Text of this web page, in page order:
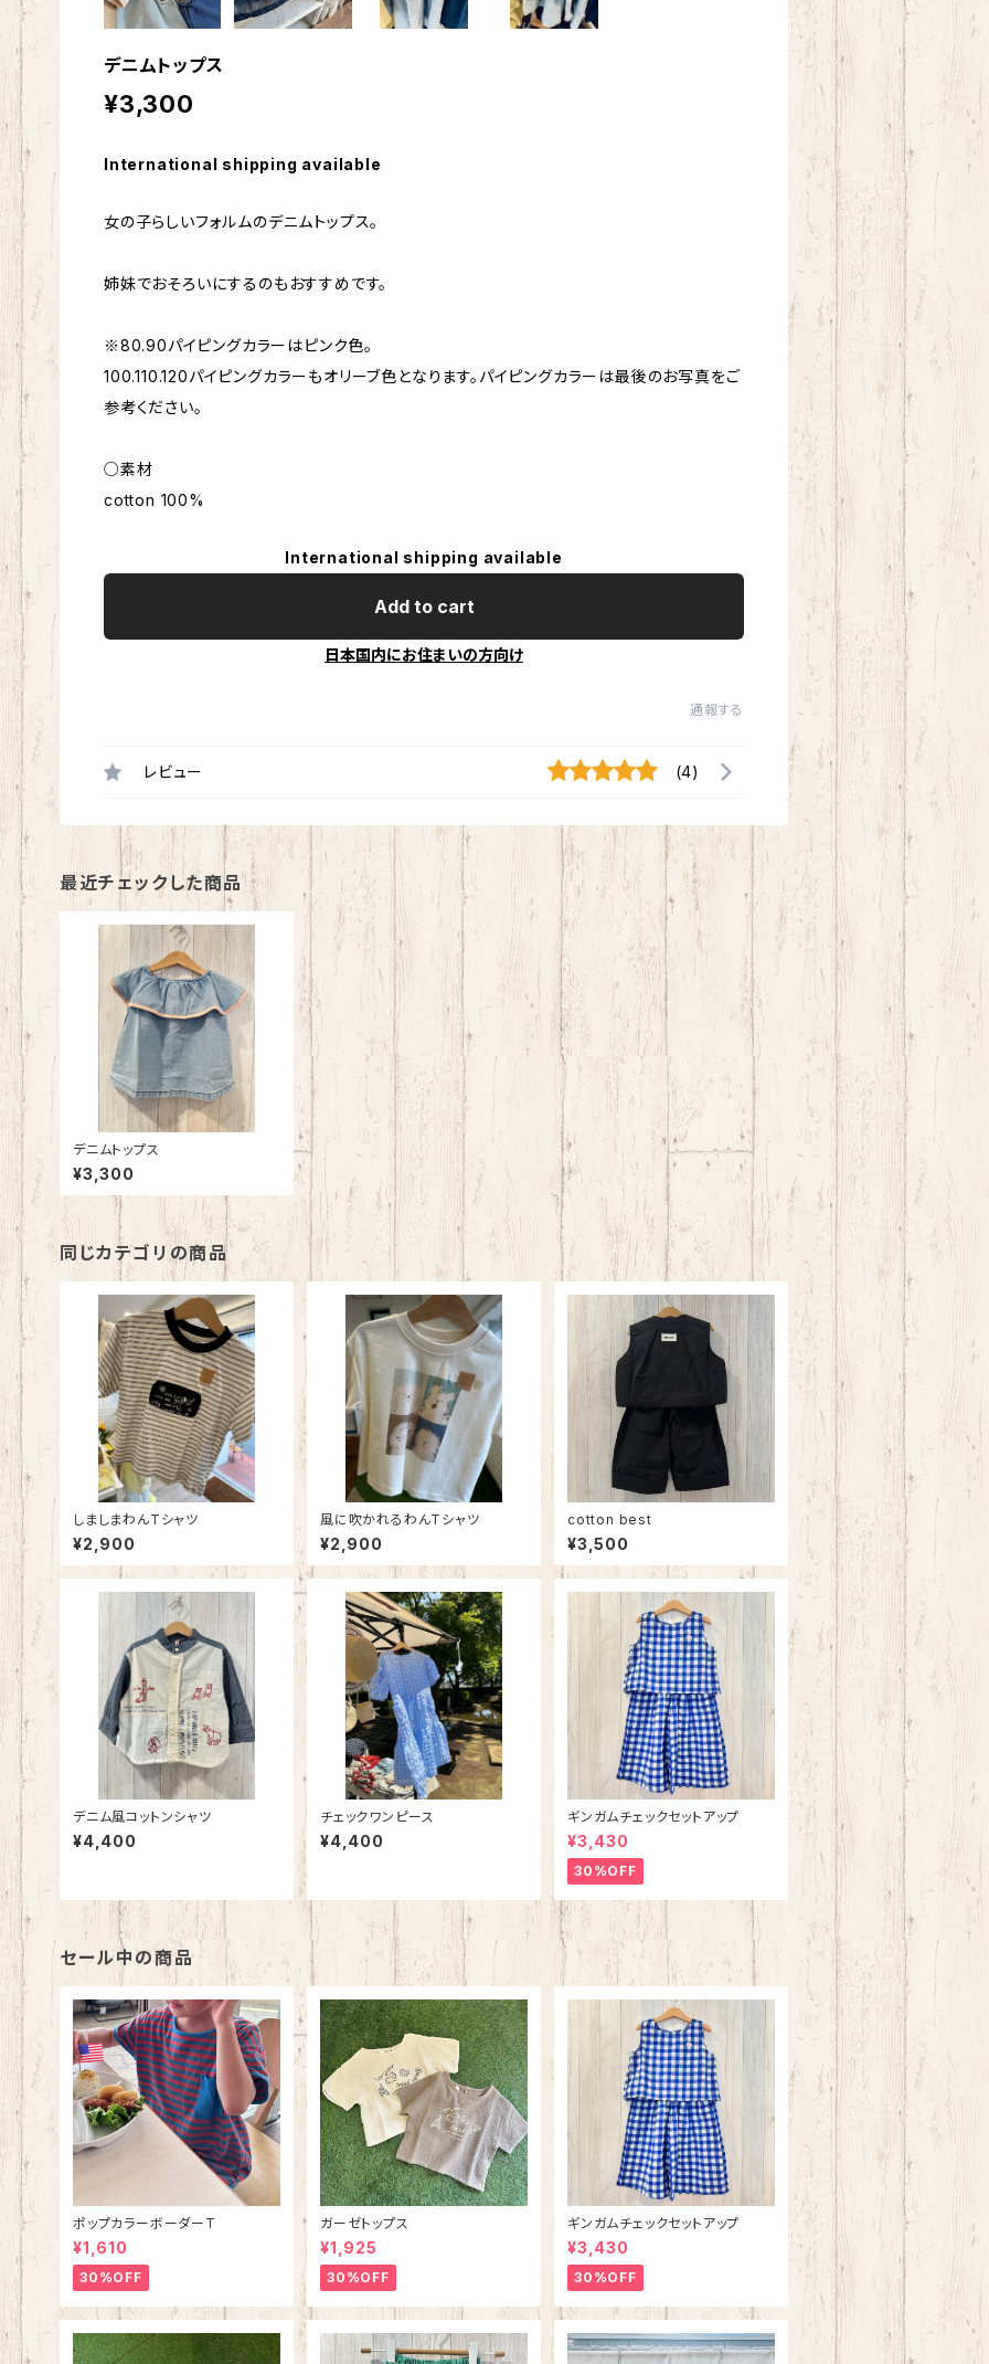
デニムトップス
¥3,300
International shipping available
女の子らしいフォルムのデニムトップス。
姉妹でおそろいにするのもおすすめです。
※80.90パイピングカラーはピンク色。
100.110.120パイピングカラーもオリーブ色となります。パイピングカラーは最後のお写真をご
参考ください。
○素材
cotton 100%
International shipping available
Add to cart
日本国内にお住まいの方向け
通報する
レビュー (4)
最近チェックした商品
デニムトップス
¥3,300
同じカテゴリの商品
しましまわんTシャツ
¥2,900
風に吹かれるわんTシャツ
¥2,900
cotton best
¥3,500
デニム風コットンシャツ
¥4,400
チェックワンピース
¥4,400
ギンガムチェックセットアップ
¥3,430
30%OFF
セール中の商品
ポップカラーボーダーT
¥1,610
30%OFF
ガーゼトップス
¥1,925
30%OFF
ギンガムチェックセットアップ
¥3,430
30%OFF